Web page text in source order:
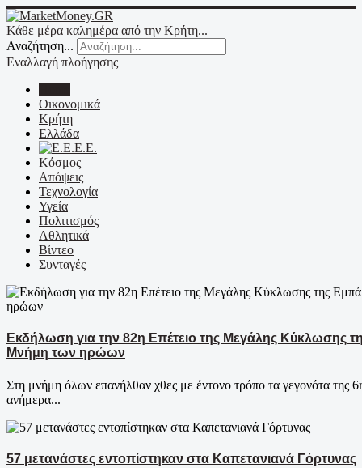
Κάθε μέρα καλημέρα από την Κρήτη...
Αναζήτηση...
Εναλλαγή πλοήγησης
Οικονομικά
Κρήτη
Ελλάδα
Ε.Ε.
Κόσμος
Απόψεις
Τεχνολογία
Υγεία
Πολιτισμός
Αθλητικά
Βίντεο
Συνταγές
Εκδήλωση για την 82η Επέτειο της Μεγάλης Κύκλωσης
Μνήμη των ηρώων
Στη μνήμη όλων επανήλθαν χθες με έντονο τρόπο τα γεγονότα της
ανήμερα...
57 μετανάστες εντοπίστηκαν στα Καπετανιανά Γόρτυνας